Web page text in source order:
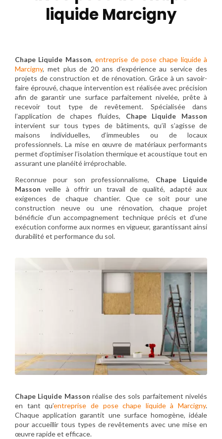
liquide Marcigny
Chape Liquide Masson,entreprise de pose chape liquide à
Marcigny, met plus de 20 ans d’expérience au service des
projets de construction et de rénovation. Grâce à un savoir-
faire éprouvé, chaque intervention est réalisée avec précision
afin de garantir une surface parfaitement nivelée, prête à
recevoir tout type de revêtement. Spécialisée dans
l’application de chapes fluides, Chape Liquide Masson
intervient sur tous types de bâtiments, qu’il s’agisse de
maisons individuelles, d’immeubles ou de locaux
professionnels. La mise en œuvre de matériaux performants
permet d’optimiser l’isolation thermique et acoustique tout en
assurant une planéité irréprochable.
Reconnue pour son professionnalisme, Chape Liquide
Masson veille à offrir un travail de qualité, adapté aux
exigences de chaque chantier. Que ce soit pour une
construction neuve ou une rénovation, chaque projet
bénéficie d’un accompagnement technique précis et d’une
exécution conforme aux normes en vigueur, garantissant ainsi
durabilité et performance du sol.
Chape Liquide Masson réalise des sols parfaitement nivelés
en tant qu’entreprise de pose chape liquide à Marcigny.
Chaque application garantit une surface homogène, idéale
pour accueillir tous types de revêtements avec une mise en
œuvre rapide et efficace.